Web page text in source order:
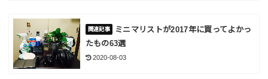
ミニマリストが2017年に買ってよかっ
たもの63選
2020-08-03